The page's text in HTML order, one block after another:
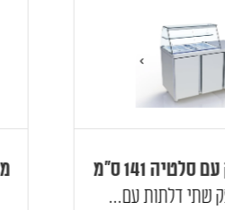
141 ס"מ
שתי דלתות עם...